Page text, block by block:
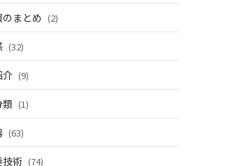
まとめ (2)
(32)
介 (9)
(1)
(63)
技術 (74)